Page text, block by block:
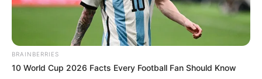
ursprünglichen Zustand zu bewundernde
dreischiffigen Marienkirche aus dem 13.
Jahrhundert. Informationen unter
www.andernach.ne
t.
Geysir Andernach - Der weltweit höchste
BRAINBERRIES
10 World Cup 2026 Facts Every Football Fan Should Know